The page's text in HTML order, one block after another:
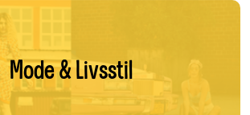
Mode & Livsstil